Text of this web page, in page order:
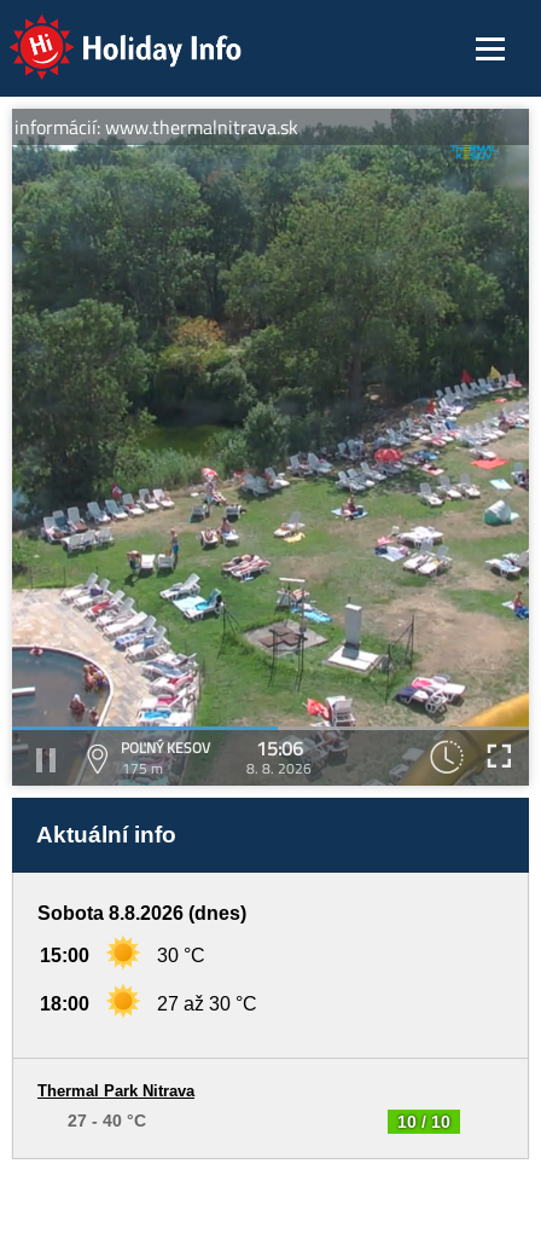
Holiday Info
www.thermalnitrava.sk
POĽNÝ KESOV
175 m
15:06
8. 8. 2026
Aktuální info
Sobota 8.8.2026 (dnes)
15:00 30 °C
18:00 27 až 30 °C
10 / 10
Thermal Park Nitrava
27 - 40 °C